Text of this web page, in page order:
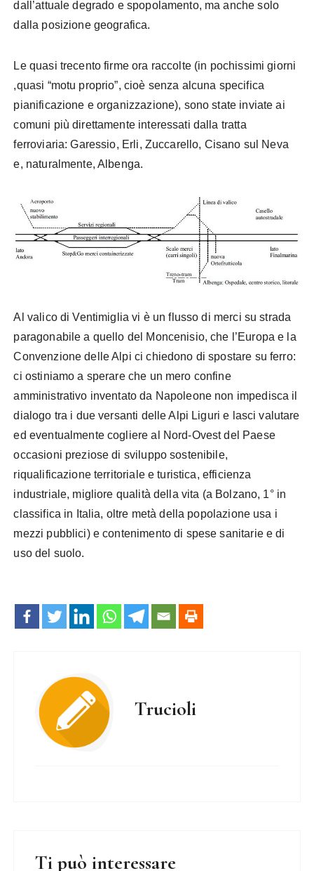
dall’attuale degrado e spopolamento, ma anche solo
dalla posizione geografica.
Le quasi trecento firme ora raccolte (in pochissimi giorni
,quasi “motu proprio”, cioè senza alcuna specifica
pianificazione e organizzazione), sono state inviate ai
comuni più direttamente interessati dalla tratta
ferroviaria: Garessio, Erli, Zuccarello, Cisano sul Neva
e, naturalmente, Albenga.
Al valico di Ventimiglia vi è un flusso di merci su strada
paragonabile a quello del Moncenisio, che l’Europa e la
Convenzione delle Alpi ci chiedono di spostare su ferro:
ci ostiniamo a sperare che un mero confine
amministrativo inventato da Napoleone non impedisca il
dialogo tra i due versanti delle Alpi Liguri e lasci valutare
ed eventualmente cogliere al Nord-Ovest del Paese
occasioni preziose di sviluppo sostenibile,
riqualificazione territoriale e turistica, efficienza
industriale, migliore qualità della vita (a Bolzano, 1° in
classifica in Italia, oltre metà della popolazione usa i
mezzi pubblici) e contenimento di spese sanitarie e di
uso del suolo.
Trucioli
Ti può interessare